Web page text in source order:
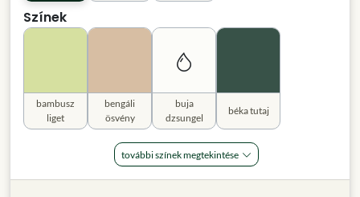
Színek
bambusz
liget
bengáli
ösvény
buja
dzsungel
béka tutaj
további színek megtekintése